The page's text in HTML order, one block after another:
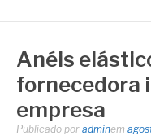
Anéis
fornecedora
empresa
Publicado por adminem